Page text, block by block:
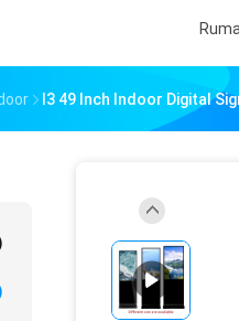
I3 49 Inch Indoor Digital